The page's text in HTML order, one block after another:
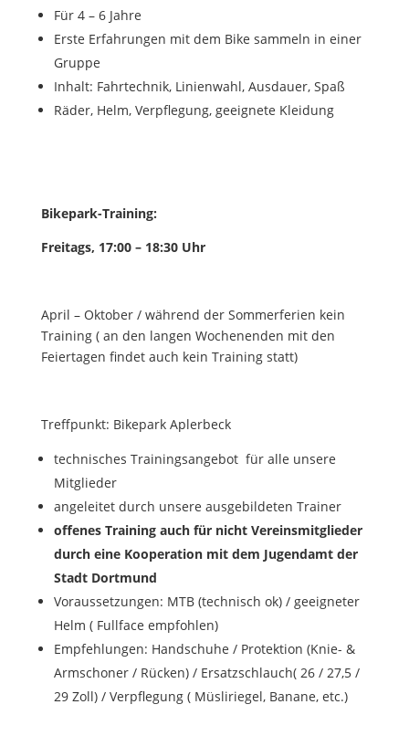
Für 4 – 6 Jahre
Erste Erfahrungen mit dem Bike sammeln in einer
Gruppe
Inhalt: Fahrtechnik, Linienwahl, Ausdauer, Spaß
Räder, Helm, Verpflegung, geeignete Kleidung
Bikepark-Training:
Freitags, 17:00 – 18:30 Uhr
April – Oktober / während der Sommerferien kein
Training ( an den langen Wochenenden mit den
Feiertagen findet auch kein Training statt)
Treffpunkt: Bikepark Aplerbeck
technisches Trainingsangebot für alle unsere
Mitglieder
angeleitet durch unsere ausgebildeten Trainer
offenes Training auch für nicht Vereinsmitglieder
durch eine Kooperation mit dem Jugendamt der
Stadt Dortmund
Voraussetzungen: MTB (technisch ok) / geeigneter
Helm ( Fullface empfohlen)
Empfehlungen: Handschuhe / Protektion (Knie- &
Armschoner / Rücken) / Ersatzschlauch( 26 / 27,5 /
29 Zoll) / Verpflegung ( Müsliriegel, Banane, etc.)